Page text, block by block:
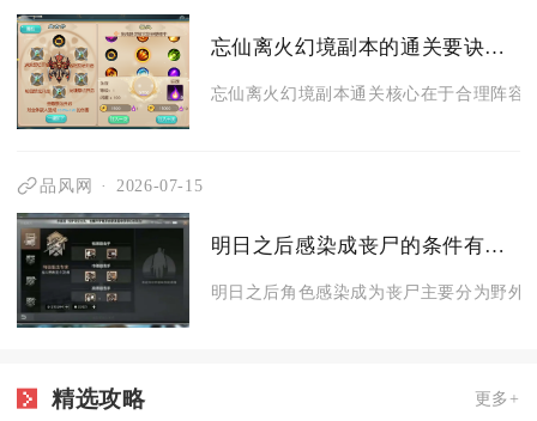
忘仙离火幻境副本的通关要诀有哪些
忘仙离火幻境副本通关核心在于合理阵容
品风网 2026-07-15
明日之后感染成丧尸的条件有哪些
明日之后角色感染成为丧尸主要分为野外
精选攻略 更多+